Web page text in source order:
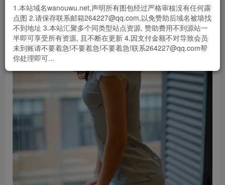
1.本站域名wanouwu.net,声明所有图包经过严格审核没有任何露
点图 2.请保存联系邮箱264227@qq.com,以免赞助后域名被墙找
不到地址 3.本站汇聚多个同类型站点资源, 赞助费用不到源站一
半即可享受所有资源, 且不断在更新 4.因支付金额不对导致会员
未到账请不要着急!不要着急!不要着急!联系264227@qq.com帮
你处理即可...